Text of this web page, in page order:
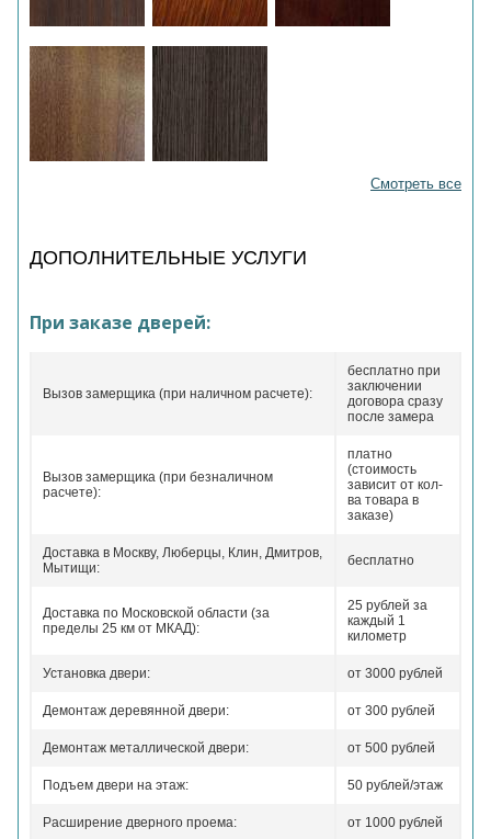
Смотреть все
ДОПОЛНИТЕЛЬНЫЕ УСЛУГИ
При заказе дверей:
Вызов замерщика (при наличном расчете):
бесплатно при
заключении
договора сразу
после замера
Вызов замерщика (при безналичном
расчете):
платно
(стоимость
зависит от кол-
ва товара в
заказе)
Доставка в Москву, Люберцы, Клин, Дмитров,
Мытищи:
бесплатно
Доставка по Московской области (за
пределы 25 км от МКАД):
25 рублей за
каждый 1
километр
Установка двери: от 3000 рублей
Демонтаж деревянной двери: от 300 рублей
Демонтаж металлической двери: от 500 рублей
Подъем двери на этаж: 50 рублей/этаж
Расширение дверного проема: от 1000 рублей